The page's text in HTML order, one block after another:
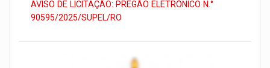
AVISO DE LICITAÇÃO: PREGÃO ELETRÔNICO N.°
90595/2025/SUPEL/RO